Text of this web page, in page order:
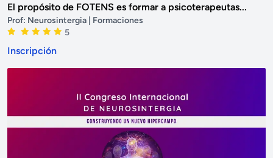
El propósito de FOTENS es formar a psicoterapeutas...
Prof: Neurosintergia | Formaciones
5
Inscripción